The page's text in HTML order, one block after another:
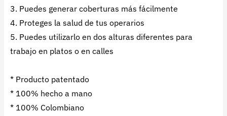
3. Puedes generar coberturas más fácilmente
4. Proteges la salud de tus operarios
5. Puedes utilizarlo en dos alturas diferentes para
trabajo en platos o en calles
* Producto patentado
* 100% hecho a mano
* 100% Colombiano